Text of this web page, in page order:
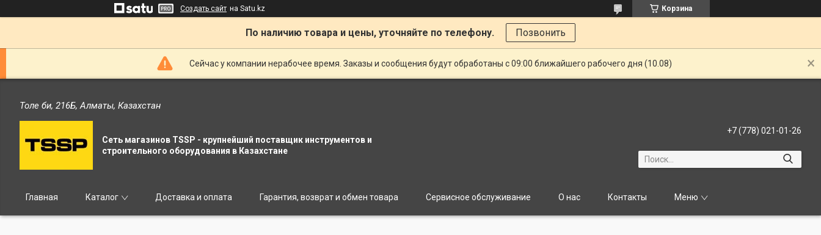
Создать сайт на Satu.kz Корзина
По наличию товара и цены, уточняйте по телефону. Позвонить
Сейчас у компании нерабочее время. Заказы и сообщения будут обработаны с 09:00 ближайшего рабочего дня (10.08)
Толе би, 216Б, Алматы, Казахстан
Сеть магазинов TSSP - крупнейший поставщик инструментов и
строительного оборудования в Казахстане
+7 (778) 021-01-26
Главная Каталог Доставка и оплата Гарантия, возврат и обмен товара Сервисное обслуживание О нас Контакты Меню